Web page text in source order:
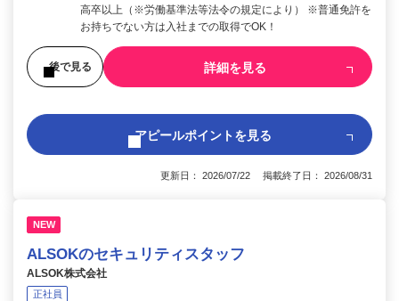
高卒以上（※労働基準法等法令の規定により） ※普通免許を
お持ちでない方は入社までの取得でOK！
後で見る 詳細を見る
アピールポイントを見る
更新日： 2026/07/22 掲載終了日： 2026/08/31
NEW
ALSOKのセキュリティスタッフ
ALSOK株式会社
正社員